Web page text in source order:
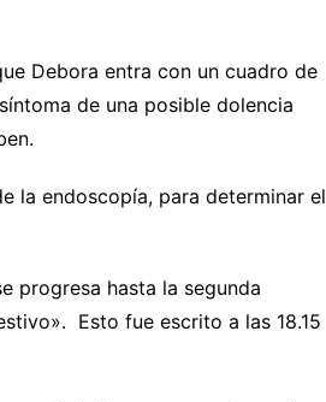
Debora entra con un cuadro de
de una posible dolencia
la endoscopía, para determinar el
progresa hasta la segunda
Esto fue escrito a las 18.15